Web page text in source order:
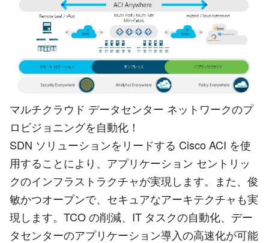
マルチクラウド データセンター ネットワークのプ
ロビジョニングを自動化！
SDN ソリューションをリードする Cisco ACI を使
用することにより、アプリケーション セントリッ
クのインフラストラクチャが実現します。また、俊
敏かつオープンで、セキュアなアーキテクチャも実
現します。TCO の削減、IT タスクの自動化、デー
タセンターのアプリケーション導入の高速化が可能